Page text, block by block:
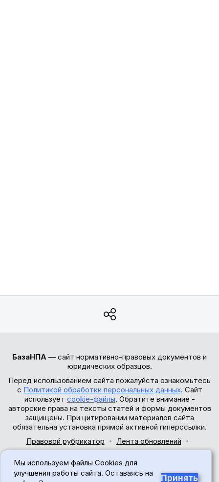
БазаНПА — сайт нормативно-правовых документов и
юридических образцов.
Перед использованием сайта пожалуйста ознакомьтесь
с Политикой обработки персональных данных. Сайт
использует cookie-файлы. Обратите внимание -
авторские права на тексты статей и формы документов
защищены. При цитировании материалов сайта
обязательна установка прямой активной гиперссылки.
Правовой рубрикатор
Лента обновлений
© 2017-2026
Мы используем файлы Cookies для
улучшения работы сайта. Оставаясь на
Принять